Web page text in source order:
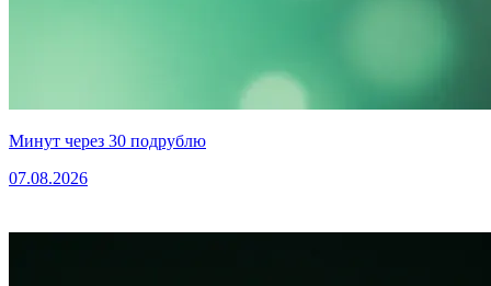
Минут через 30 подрублю
07.08.2026